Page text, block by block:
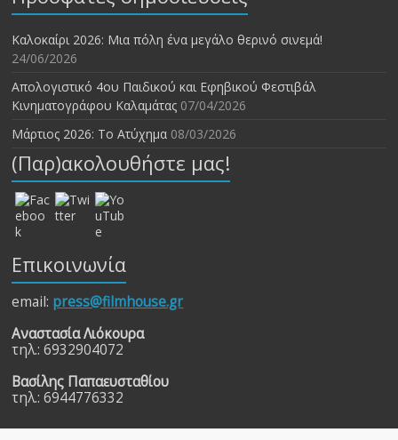
Καλοκαίρι 2026: Μια πόλη ένα μεγάλο θερινό σινεμά!
24/06/2026
Απολογιστικό 4ου Παιδικού και Εφηβικού Φεστιβάλ
Κινηματογράφου Καλαμάτας 07/04/2026
Μάρτιος 2026: Το Ατύχημα 08/03/2026
(Παρ)ακολουθήστε μας!
Επικοινωνία
email: press@filmhouse.gr
Αναστασία Λιόκουρα
τηλ.: 6932904072
Βασίλης Παπαευσταθίου
τηλ.: 6944776332